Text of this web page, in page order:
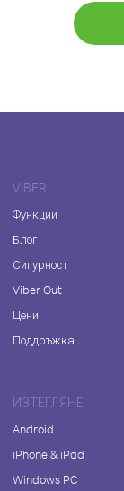
VIBER
Функции
Блог
Сигурност
Viber Out
Цени
Поддръжка
ИЗТЕГЛЯНЕ
Android
iPhone & iPad
Windows PC